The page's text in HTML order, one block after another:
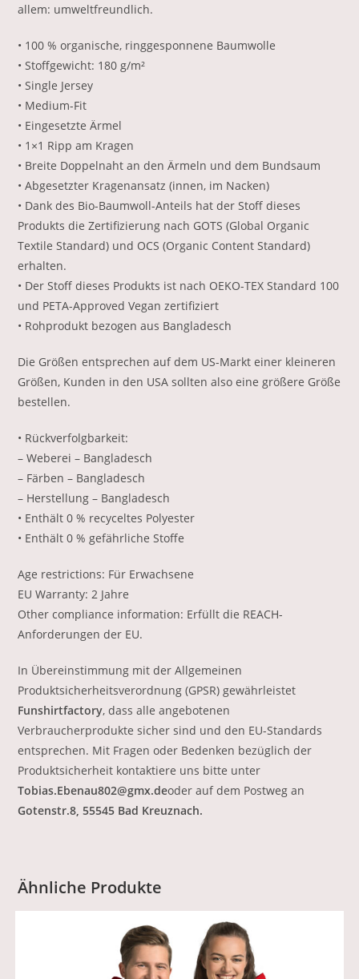
allem: umweltfreundlich.
• 100 % organische, ringgesponnene Baumwolle
• Stoffgewicht: 180 g/m²
• Single Jersey
• Medium-Fit
• Eingesetzte Ärmel
• 1×1 Ripp am Kragen
• Breite Doppelnaht an den Ärmeln und dem Bundsaum
• Abgesetzter Kragenansatz (innen, im Nacken)
• Dank des Bio-Baumwoll-Anteils hat der Stoff dieses
Produkts die Zertifizierung nach GOTS (Global Organic
Textile Standard) und OCS (Organic Content Standard)
erhalten.
• Der Stoff dieses Produkts ist nach OEKO-TEX Standard 100
und PETA-Approved Vegan zertifiziert
• Rohprodukt bezogen aus Bangladesch
Die Größen entsprechen auf dem US-Markt einer kleineren
Größen, Kunden in den USA sollten also eine größere Größe
bestellen.
• Rückverfolgbarkeit:
– Weberei – Bangladesch
– Färben – Bangladesch
– Herstellung – Bangladesch
• Enthält 0 % recyceltes Polyester
• Enthält 0 % gefährliche Stoffe
Age restrictions: Für Erwachsene
EU Warranty: 2 Jahre
Other compliance information: Erfüllt die REACH-
Anforderungen der EU.
In Übereinstimmung mit der Allgemeinen
Produktsicherheitsverordnung (GPSR) gewährleistet
Funshirtfactory, dass alle angebotenen
Verbraucherprodukte sicher sind und den EU-Standards
entsprechen. Mit Fragen oder Bedenken bezüglich der
Produktsicherheit kontaktiere uns bitte unter
Tobias.Ebenau802@gmx.deoder auf dem Postweg an
Gotenstr.8, 55545 Bad Kreuznach.
Ähnliche Produkte